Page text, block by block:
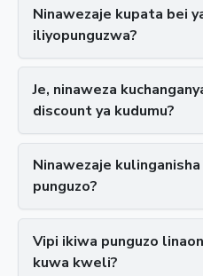
Ninawezaje kupata bei
iliyopunguzwa?
Je, ninaweza
discount ya kudumu?
Ninawezaje
punguzo?
Vipi ikiwa punguzo
kuwa kweli?